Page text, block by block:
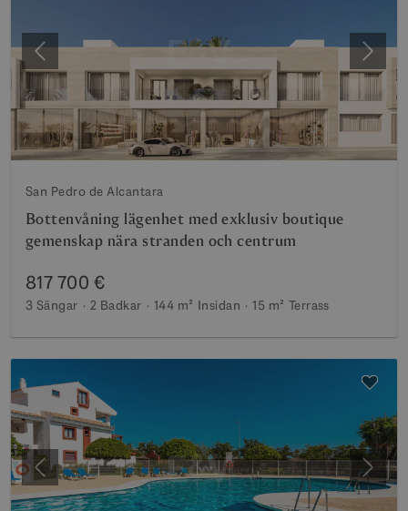
Föregående Nästa
San Pedro de Alcantara
Bottenvåning lägenhet med exklusiv boutique
gemenskap nära stranden och centrum
817 700 €
3 Sängar 2 Badkar 144 m² Insidan 15 m² Terrass
Föregående Nästa